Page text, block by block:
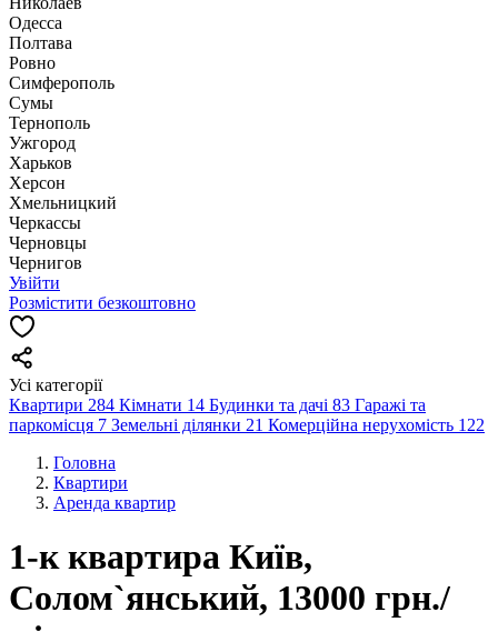
Одесса
Полтава
Ровно
Симферополь
Сумы
Тернополь
Ужгород
Харьков
Херсон
Хмельницкий
Черкассы
Чернoвцы
Чернигов
Увійти
Розмістити безкоштовно
Усі категорії
Квартири 284 Кімнати 14 Будинки та дачі 83 Гаражі та
паркомісця 7 Земельні ділянки 21 Комерційна нерухомість 122
Головна
Квартири
Аренда квартир
1-к квартира Київ,
Солом`янський, 13000 грн./